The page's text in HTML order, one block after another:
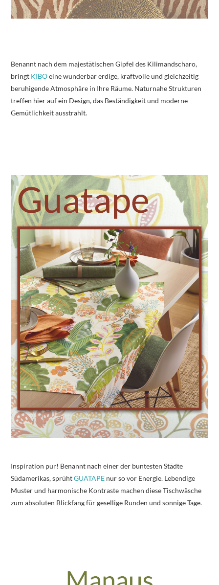
Benannt nach dem majestätischen Gipfel des Kilimandscharo,
bringt KIBOeine wunderbar erdige, kraftvolle und gleichzeitig
beruhigende Atmosphäre in Ihre Räume. Naturnahe Strukturen
treffen hier auf ein Design, das Beständigkeit und moderne
Gemütlichkeit ausstrahlt.
Inspiration pur! Benannt nach einer der buntesten Städte
Südamerikas, sprühtGUATAPE nur so vor Energie. Lebendige
Muster und harmonische Kontraste machen diese Tischwäsche
zum absoluten Blickfang für gesellige Runden und sonnige Tage.